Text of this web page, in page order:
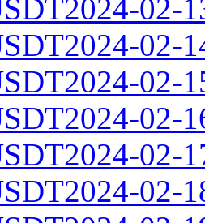
02-
02-
02-
02-
02-
02-